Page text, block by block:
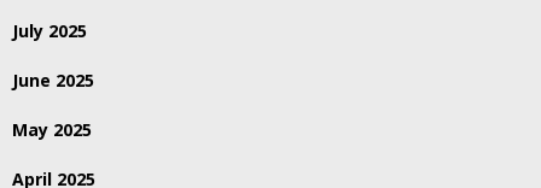
July 2025
June 2025
May 2025
April 2025